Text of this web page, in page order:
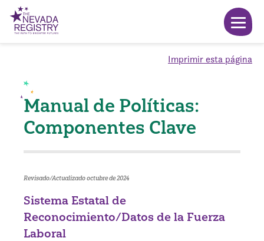
Imprimir esta página
Manual de Políticas:
Componentes Clave
Revisado/Actualizado octubre de 2024
Sistema Estatal de
Reconocimiento/Datos de la Fuerza
Laboral